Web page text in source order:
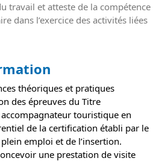
travail et atteste de la compétence
dans l’exercice des activités liées
théoriques et pratiques
des épreuves du Titre
touristique en
de la certification établi par le
emploi et de l’insertion.
une prestation de visite